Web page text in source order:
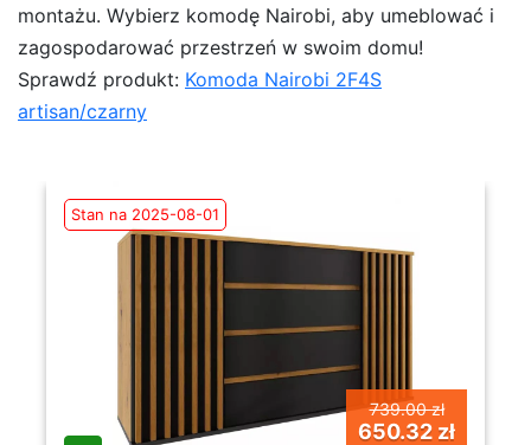
montażu. Wybierz komodę Nairobi, aby umeblować i
zagospodarować przestrzeń w swoim domu!
Sprawdź produkt: Komoda Nairobi 2F4S
artisan/czarny
Stan na 2025-08-01
739.00 zł
650.32 zł